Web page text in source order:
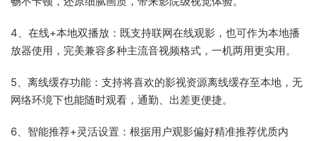
4、在线+本地双播放：既支持联网在线观影，也可作为本地播
放器使用，完美兼容多种主流音视频格式，一机两用更实用。
5、离线缓存功能：支持将喜欢的影视资源离线缓存至本地，无
网络环境下也能随时观看，通勤、出差更便捷。
6、智能推荐+灵活设置：根据用户观影偏好精准推荐优质内